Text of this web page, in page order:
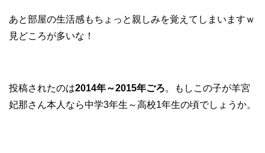
あと部屋の生活感もちょっと親しみを覚えてしまいますｗ
見どころが多いな！
投稿されたのは2014年～2015年ごろ。もしこの子が羊宮
妃那さん本人なら中学3年生～高校1年生の頃でしょうか。